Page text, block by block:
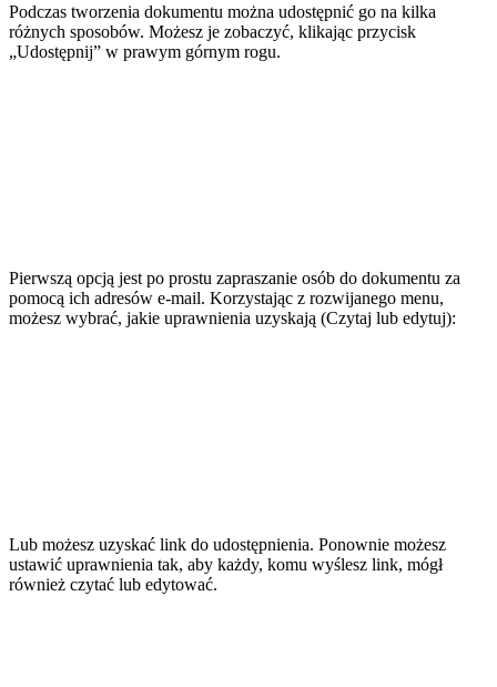
Podczas tworzenia dokumentu można udostępnić go na kilka
różnych sposobów. Możesz je zobaczyć, klikając przycisk
„Udostępnij” w prawym górnym rogu.
Pierwszą opcją jest po prostu zapraszanie osób do dokumentu za
pomocą ich adresów e-mail. Korzystając z rozwijanego menu,
możesz wybrać, jakie uprawnienia uzyskają (Czytaj lub edytuj):
Lub możesz uzyskać link do udostępnienia. Ponownie możesz
ustawić uprawnienia tak, aby każdy, komu wyślesz link, mógł
również czytać lub edytować.